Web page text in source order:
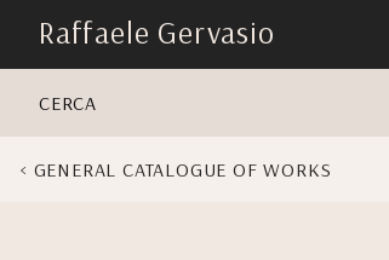
navigationRaffaele Gervasio
CERCA
GENERAL CATALOGUE OF WORKS